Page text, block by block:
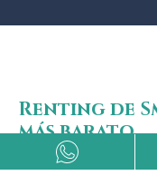
Renting de
más barato
Encontrar los